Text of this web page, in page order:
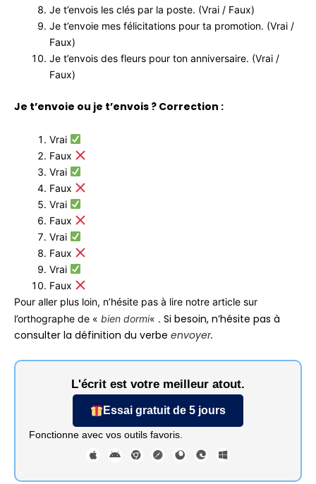
Je t’envois les clés par la poste. (Vrai / Faux)
Je t’envoie mes félicitations pour ta promotion. (Vrai /
Faux)
Je t’envois des fleurs pour ton anniversaire. (Vrai /
Faux)
Je t’envoie ou je t’envois ? Correction :
Vrai
Faux
Vrai
Faux
Vrai
Faux
Vrai
Faux
Vrai
Faux
Pour aller plus loin, n’hésite pas à lire notre article sur
l’orthographe de « bien dormi« . Si besoin, n’hésite pas à
consulter la définition du verbe envoyer.
L'écrit est votre meilleur atout.
Essai gratuit de 5 jours
Fonctionne avec vos outils favoris.